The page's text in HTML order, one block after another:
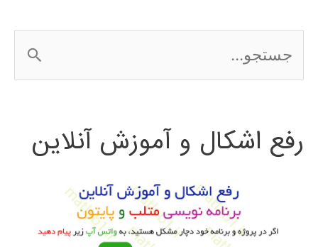
2016
س
ج
رفع اشکال و آموزش آنلاین